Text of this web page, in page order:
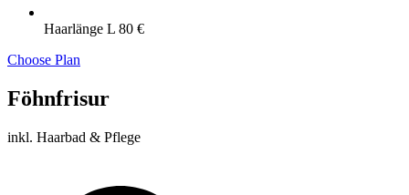
Haarlänge L 80 €
Choose Plan
Föhnfrisur
inkl. Haarbad & Pflege